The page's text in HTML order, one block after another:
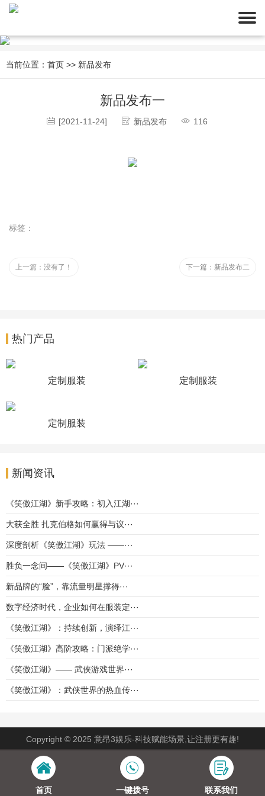
当前位置： 首页 >> 新品发布
新品发布一
[2021-11-24] 新品发布 116
标签：
上一篇： 没有了！ 下一篇： 新品发布二
热门产品
定制服装 定制服装
定制服装
新闻资讯
《笑傲江湖》新手攻略：初入江湖···
大获全胜 扎克伯格如何赢得与议···
深度剖析《笑傲江湖》玩法 ——···
胜负一念间——《笑傲江湖》PV···
新品牌的“脸”，靠流量明星撑得···
数字经济时代，企业如何在服装定···
《笑傲江湖》：持续创新，演绎江···
《笑傲江湖》高阶攻略：门派绝学···
《笑傲江湖》—— 武侠游戏世界···
《笑傲江湖》：武侠世界的热血传···
Copyright © 2025 意昂3娱乐-科技赋能场景,让注册更有趣!
首页 一键拨号 联系我们